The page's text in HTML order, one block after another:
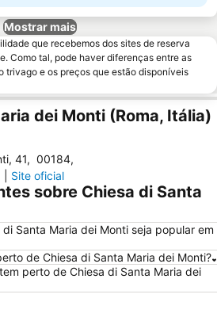
Mostrar mais
que recebemos dos sites de reserva
Como tal, pode haver diferenças entre as
trivago e os preços que estão disponíveis
dei Monti (Roma, Itália)
41, 00184,
Site oficial
sobre Chiesa di Santa
Santa Maria dei Monti seja popular em
de Chiesa di Santa Maria dei Monti?
perto de Chiesa di Santa Maria dei